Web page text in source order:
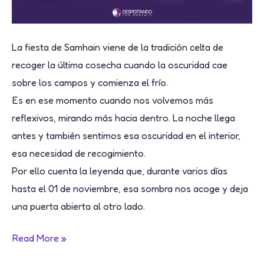
La fiesta de Samhain viene de la tradición celta de
recoger la última cosecha cuando la oscuridad cae
sobre los campos y comienza el frío.
Es en ese momento cuando nos volvemos más
reflexivos, mirando más hacia dentro. La noche llega
antes y también sentimos esa oscuridad en el interior,
esa necesidad de recogimiento.
Por ello cuenta la leyenda que, durante varios días
hasta el 01 de noviembre, esa sombra nos acoge y deja
una puerta abierta al otro lado.
SAMHAIN:
Read More »